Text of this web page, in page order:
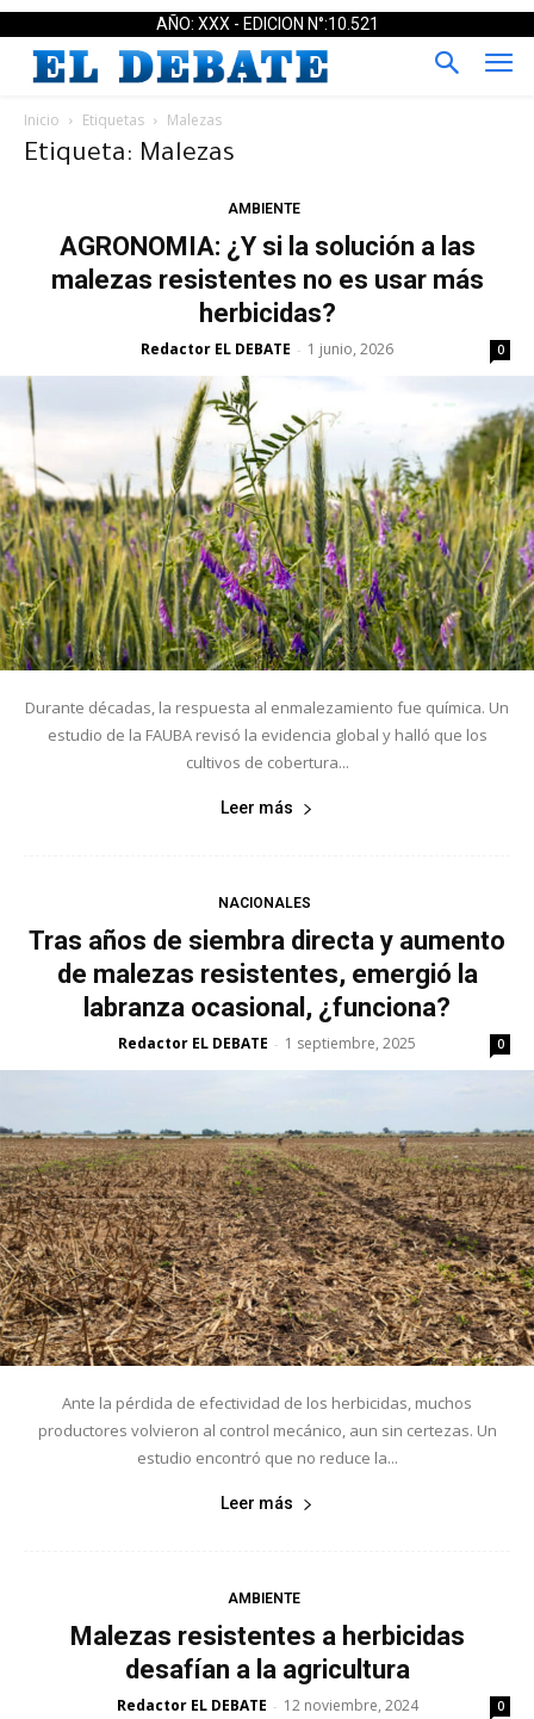
AÑO: XXX - EDICION N°:10.521
Inicio Etiquetas Malezas
Etiqueta: Malezas
AMBIENTE
AGRONOMIA: ¿Y si la solución a las
malezas resistentes no es usar más
herbicidas?
Redactor EL DEBATE - 1 junio, 2026 0
Durante décadas, la respuesta al enmalezamiento fue química. Un
estudio de la FAUBA revisó la evidencia global y halló que los
cultivos de cobertura...
Leer más
NACIONALES
Tras años de siembra directa y aumento
de malezas resistentes, emergió la
labranza ocasional, ¿funciona?
Redactor EL DEBATE - 1 septiembre, 2025 0
Ante la pérdida de efectividad de los herbicidas, muchos
productores volvieron al control mecánico, aun sin certezas. Un
estudio encontró que no reduce la...
Leer más
AMBIENTE
Malezas resistentes a herbicidas
desafían a la agricultura
Redactor EL DEBATE - 12 noviembre, 2024 0